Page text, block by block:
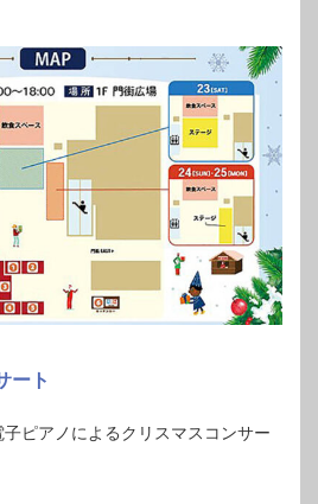
ート
ピアノによるクリスマスコンサー